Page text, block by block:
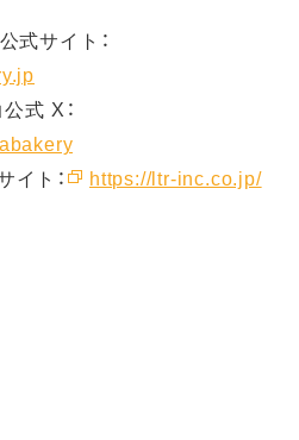
式サイト：
式 X：
ト：
https://ltr-inc.co.jp/